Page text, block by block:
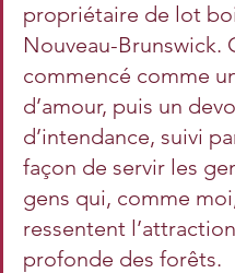
propriétaire de lot
Nouveau-Brunswick.
commencé comme
d’amour, puis un
d’intendance, suivi
façon de servir les
gens qui, comme
ressentent l’attraction
profonde des forêts.